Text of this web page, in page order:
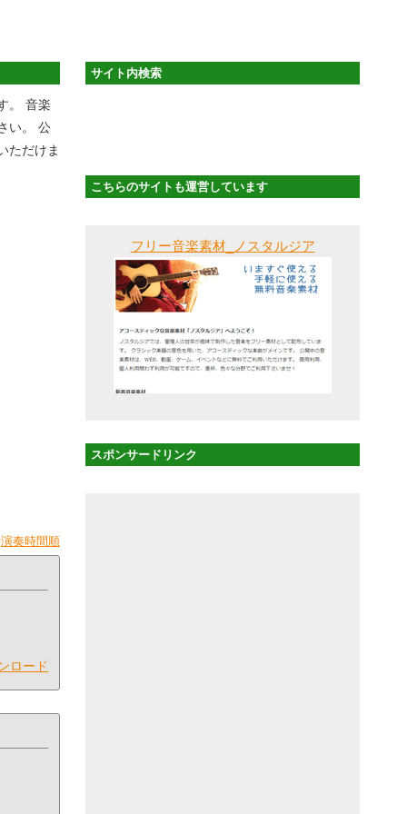
。 音楽
い。 公
ただけま
演奏時間順
ロード
サイト内検索
こちらのサイトも運営しています
フリー音楽素材_ノスタルジア
スポンサードリンク